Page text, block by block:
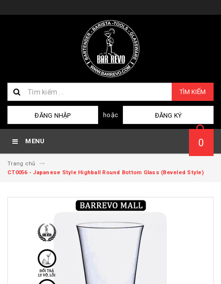
TÌM KIẾM
ĐĂNG NHẬP hoặc ĐĂNG KÝ
MENU 0
Trang chủ
CT0056 - Japanese Style Highball Round Bottom Glass (Beveled Style)